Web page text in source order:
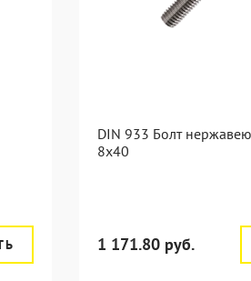
DIN 933 Болт
8х40
1 171.80 руб.